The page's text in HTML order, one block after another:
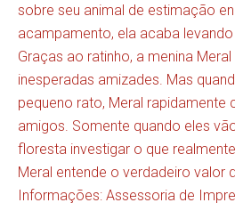
sobre seu animal de estimação
acampamento, ela acaba levando
Graças ao ratinho, a menina
inesperadas amizades. Mas
pequeno rato, Meral rapidamente
amigos. Somente quando eles
floresta investigar o que
Meral entende o verdadeiro valor
Informações: Assessoria de